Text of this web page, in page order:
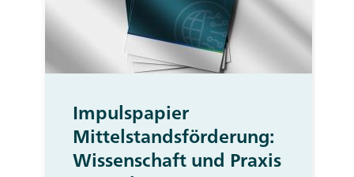
Impulspapier
Mittelstandsförderung:
Wissenschaft und Praxis